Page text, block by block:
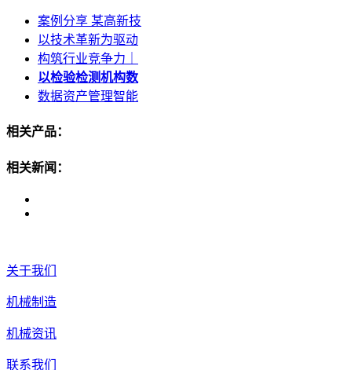
案例分享 某高新技
以技术革新为驱动
构筑行业竞争力｜
以检验检测机构数
数据资产管理智能
相关产品：
相关新闻：
关于我们
机械制造
机械资讯
联系我们